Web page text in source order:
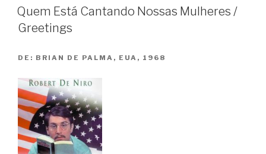
Quem Está Cantando Nossas Mulheres /
Greetings
DE: BRIAN DE PALMA, EUA, 1968